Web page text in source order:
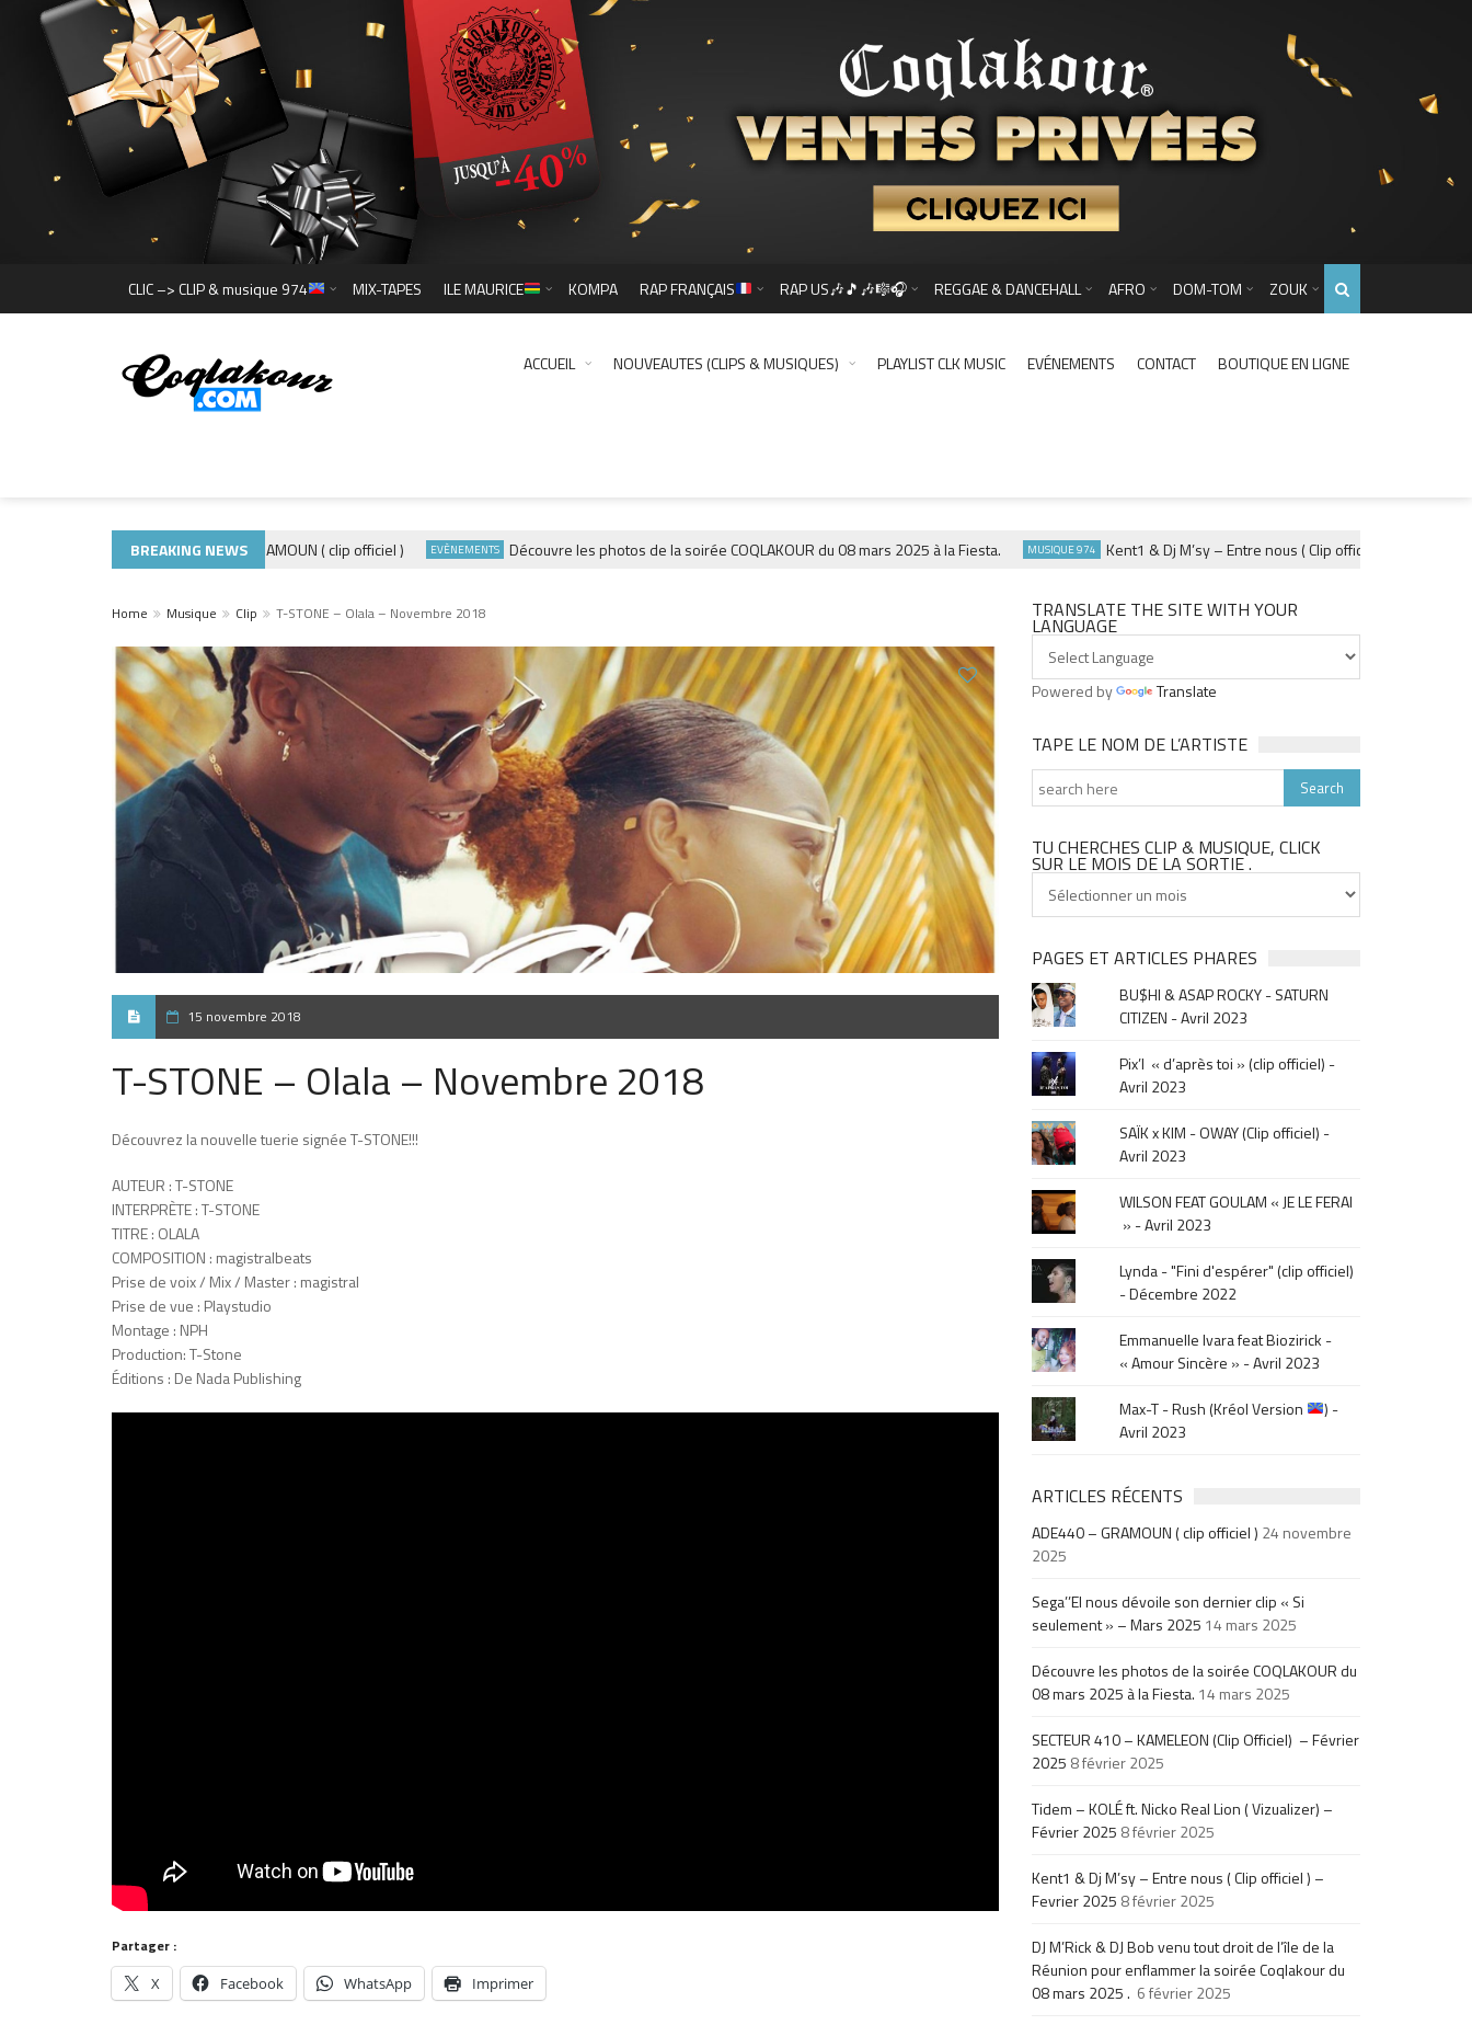
CLIC –> CLIP & musique 974 MIX-TAPES ILE MAURICE KOMPA RAP FRANÇAIS RAP US🎶🎵🎶🎼🎧 REGGAE & DANCEHALL AFRO DOM-TOM ZOUK
ACCUEIL NOUVEAUTES (CLIPS & MUSIQUES) PLAYLIST CLK MUSIC EVÉNEMENTS CONTACT BOUTIQUE EN LIGNE
BREAKING NEWS
CLIP ADE440 – GRAMOUN ( clip officiel ) EVÈNEMENTS Découvre les photos de la soirée COQLAKOUR du 08 mars 2025 à la Fiesta. MUSIQUE 974 Kent1 & Dj M’sy – Entre nous ( Clip officiel ) – Fevrier 2025
Home Musique Clip T-STONE – Olala – Novembre 2018
15 novembre 2018
T-STONE – Olala – Novembre 2018
Découvrez la nouvelle tuerie signée T-STONE!!!
AUTEUR : T-STONE
INTERPRÈTE : T-STONE
TITRE : OLALA
COMPOSITION : magistralbeats
Prise de voix / Mix / Master : magistral
Prise de vue : Playstudio
Montage : NPH
Production: T-Stone
Éditions : De Nada Publishing
Partager :
X Facebook WhatsApp Imprimer
TRANSLATE THE SITE WITH YOUR
LANGUAGE
Powered by Translate
TAPE LE NOM DE L’ARTISTE
TU CHERCHES CLIP & MUSIQUE, CLICK
SUR LE MOIS DE LA SORTIE .
cherches
&
musique,
click
sur
le
mois
de
la
sortie
.
PAGES ET ARTICLES PHARES
BU$HI & ASAP ROCKY - SATURN
CITIZEN - Avril 2023
Pix’l « d’après toi » (clip officiel) -
Avril 2023
SAÏK x KIM - OWAY (Clip officiel) -
Avril 2023
WILSON FEAT GOULAM « JE LE FERAI
» - Avril 2023
Lynda - "Fini d'espérer" (clip officiel)
- Décembre 2022
Emmanuelle Ivara feat Biozirick -
« Amour Sincère » - Avril 2023
Max-T - Rush (Kréol Version
) -
Avril 2023
ARTICLES RÉCENTS
ADE440 – GRAMOUN ( clip officiel ) 24 novembre
2025
Sega’’El nous dévoile son dernier clip « Si
seulement » – Mars 2025 14 mars 2025
Découvre les photos de la soirée COQLAKOUR du
08 mars 2025 à la Fiesta. 14 mars 2025
SECTEUR 410 – KAMELEON (Clip Officiel) – Février
2025 8 février 2025
Tidem – KOLÉ ft. Nicko Real Lion ( Vizualizer) –
Février 2025 8 février 2025
Kent1 & Dj M’sy – Entre nous ( Clip officiel ) –
Fevrier 2025 8 février 2025
DJ M’Rick & DJ Bob venu tout droit de l’île de la
Réunion pour enflammer la soirée Coqlakour du
08 mars 2025 . 6 février 2025